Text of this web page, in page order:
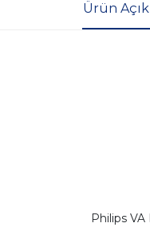
Ürün
Philips